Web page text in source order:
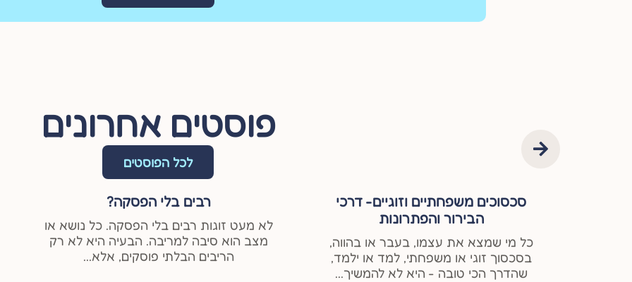
פוסטים אחרונים
לכל הפוסטים
סכסוכים משפחתיים וזוגיים- דרכי
הבירור והפתרונות
כל מי שמצא את עצמו, בעבר או בהווה,
בסכסוך זוגי או משפחתי, למד או ילמד,
שהדרך הכי טובה - היא לא להמשיך...
רבים בלי הפסקה?
לא מעט זוגות רבים בלי הפסקה. כל נושא או
מצב הוא סיבה למריבה. הבעיה היא לא רק
הריבים הבלתי פוסקים, אלא...